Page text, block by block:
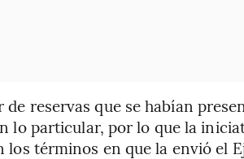
de reservas que se habían
lo particular, por lo que la
los términos en que la envió el